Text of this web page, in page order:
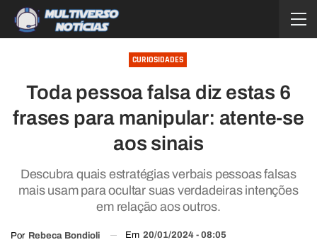
CURIOSIDADES
Toda pessoa falsa diz estas 6
frases para manipular: atente-se
aos sinais
Descubra quais estratégias verbais pessoas falsas
mais usam para ocultar suas verdadeiras intenções
em relação aos outros.
Por Rebeca Bondioli Em 20/01/2024 - 08:05